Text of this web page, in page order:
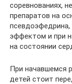
соревнованиях,
препаратов на
эффектом и при
на состоянии
При начавшемся
детей стоит